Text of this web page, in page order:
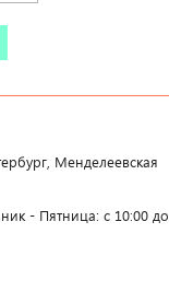
Менделеевская
- Пятница: c 10:00 до